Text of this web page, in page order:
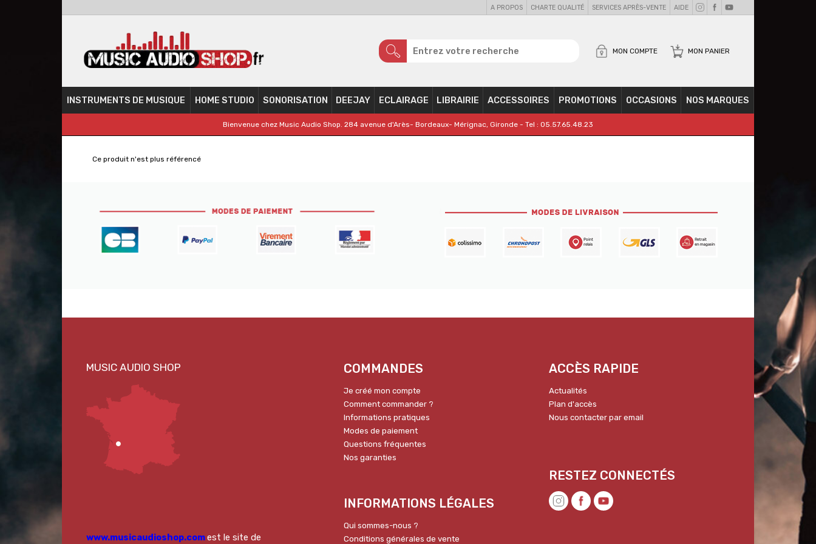
A PROPOS CHARTE QUALITÉ SERVICES APRÈS-VENTE AIDE
MON PANIER
MON COMPTE
INSTRUMENTS DE MUSIQUE HOME STUDIO SONORISATION DEEJAY ECLAIRAGE LIBRAIRIE ACCESSOIRES PROMOTIONS OCCASIONS NOS MARQUES
Bienvenue chez Music Audio Shop. 284 avenue d'Arès- Bordeaux- Mérignac, Gironde - Tel : 05.57.65.48.23
Ce produit n'est plus référencé
www.musicaudioshop.comest le site de
COMMANDES
Je créé mon compte
Comment commander ?
Informations pratiques
Modes de paiement
Questions fréquentes
Nos garanties
INFORMATIONS LÉGALES
Qui sommes-nous ?
Conditions générales de vente
ACCÈS RAPIDE
Actualités
Plan d'accès
Nous contacter par email